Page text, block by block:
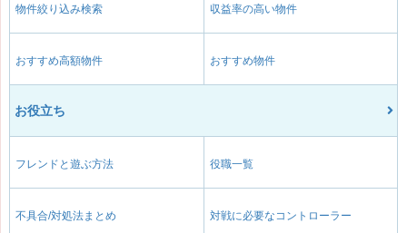
物件絞り込み検索 収益率の高い物件
おすすめ高額物件 おすすめ物件
お役立ち
フレンドと遊ぶ方法 役職一覧
不具合/対処法まとめ 対戦に必要なコントローラー